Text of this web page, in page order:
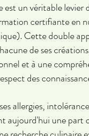
est un véritable levier
certifiante en
Cette double
de ses
et à une
des
allergies,
aujourd'hui une part